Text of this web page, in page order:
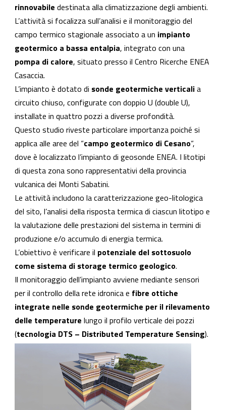
rinnovabile destinata alla climatizzazione degli ambienti.
L’attività si focalizza sull’analisi e il monitoraggio del
campo termico stagionale associato a un impianto
geotermico a bassa entalpia, integrato con una
pompa di calore, situato presso il Centro Ricerche ENEA
Casaccia.
L’impianto è dotato di sonde geotermiche verticalia
circuito chiuso, configurate con doppio U (double U),
installate in quattro pozzi a diverse profondità.
Questo studio riveste particolare importanza poiché si
applica alle aree del “campo geotermico di Cesano“,
dove è localizzato l’impianto di geosonde ENEA. I litotipi
di questa zona sono rappresentativi della provincia
vulcanica dei Monti Sabatini.
Le attività includono la caratterizzazione geo-litologica
del sito, l’analisi della risposta termica di ciascun litotipo e
la valutazione delle prestazioni del sistema in termini di
produzione e/o accumulo di energia termica.
L’obiettivo è verificare il potenziale del sottosuolo
come sistema di storage termico geologico.
Il monitoraggio dell’impianto avviene mediante sensori
per il controllo della rete idronica e fibre ottiche
integrate nelle sonde geotermiche per il rilevamento
delle temperature lungo il profilo verticale dei pozzi
(tecnologia DTS – Distributed Temperature Sensing).